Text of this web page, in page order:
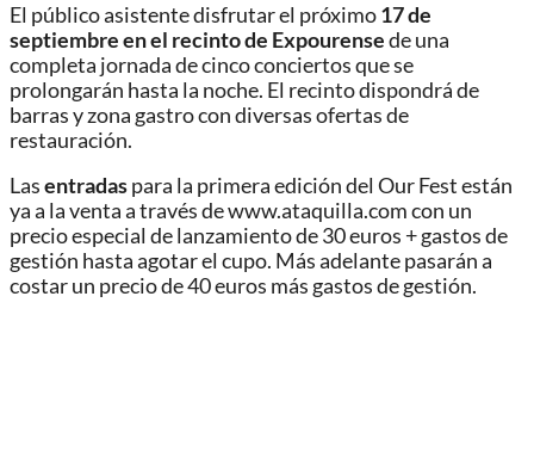
El público asistente disfrutar el próximo17 de
septiembre en el recinto de Expourensede una
completa jornada de cinco conciertos que se
prolongarán hasta la noche. El recinto dispondrá de
barras y zona gastro con diversas ofertas de
restauración.
Lasentradaspara la primera edición del Our Fest están
ya a la venta a través de www.ataquilla.com con un
precio especial de lanzamiento de 30 euros + gastos de
gestión hasta agotar el cupo. Más adelante pasarán a
costar un precio de 40 euros más gastos de gestión.